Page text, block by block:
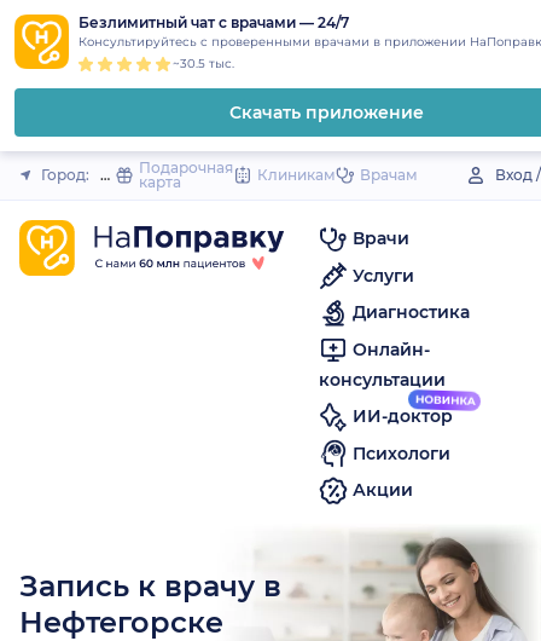
to
content
Безлимитный чат с врачами — 24/7
Консультируйтесь с проверенными врачами в приложении
~30.5 тыс.
Скачать приложение
Закрыть
Город: Нефтегорск
Подарочная
карта
Клиникам Врачам Вход
Врачи
Услуги
Диагностика
Онлайн-
консультации
ИИ-доктор
Психологи
Акции
Запись к врачу в
Нефтегорске